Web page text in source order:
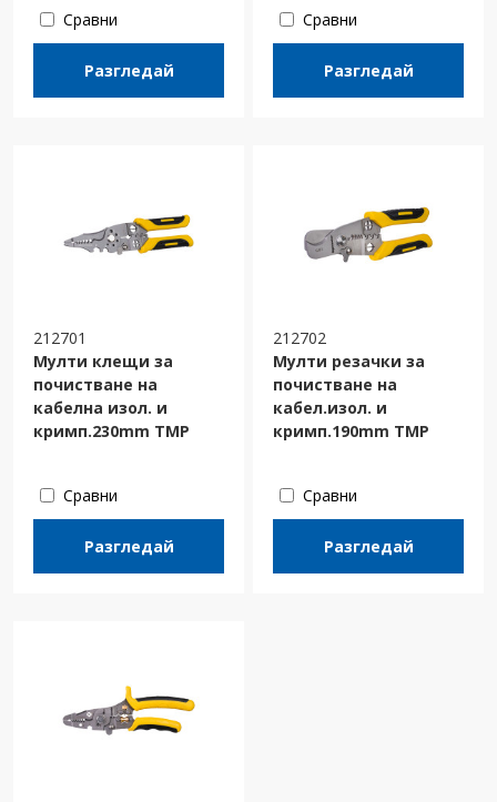
Сравни
Разгледай
Сравни
Разгледай
212701
Мулти клещи за
почистване на
кабелна изол. и
кримп.230mm TMP
Сравни
Разгледай
212702
Мулти резачки за
почистване на
кабел.изол. и
кримп.190mm TMP
Сравни
Разгледай